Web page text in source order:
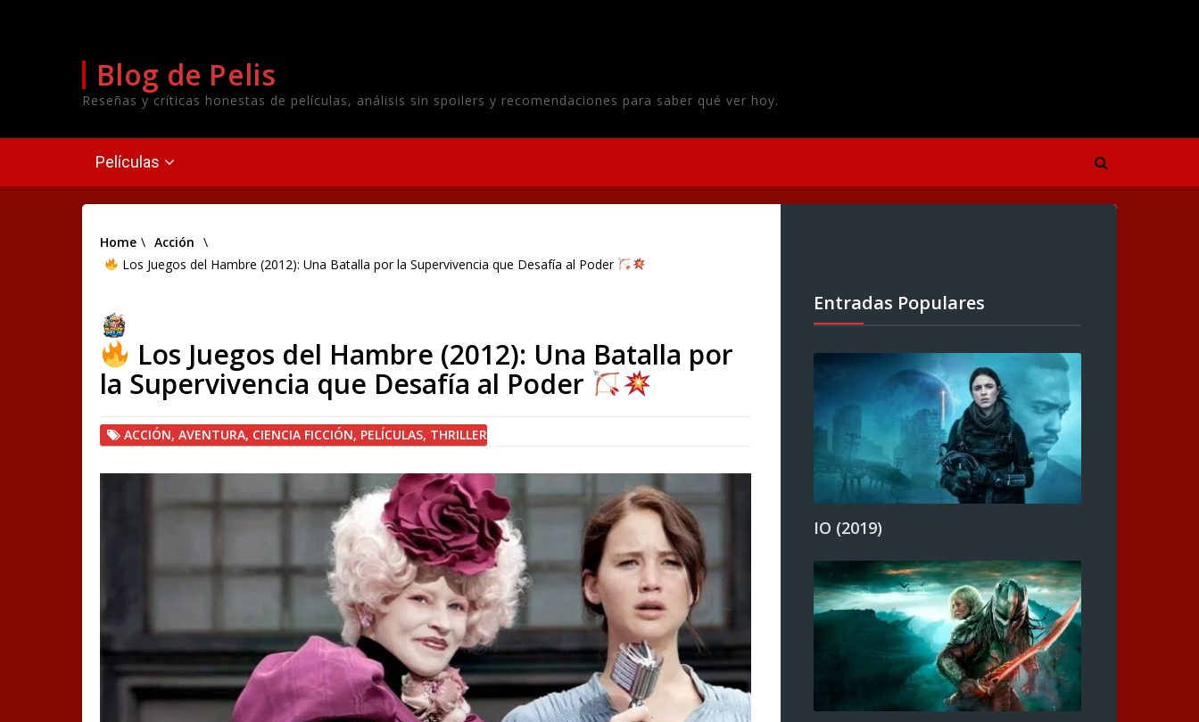
Blog de Pelis
Reseñas y críticas honestas de películas, análisis sin spoilers y recomendaciones para saber qué ver hoy.
Películas
Home \ Acción \
Los Juegos del Hambre (2012): Una Batalla por la Supervivencia que Desafía al Poder
Los Juegos del Hambre (2012): Una Batalla por
la Supervivencia que Desafía al Poder
ACCIÓN, AVENTURA, CIENCIA FICCIÓN, PELÍCULAS, THRILLER
Entradas Populares
IO (2019)